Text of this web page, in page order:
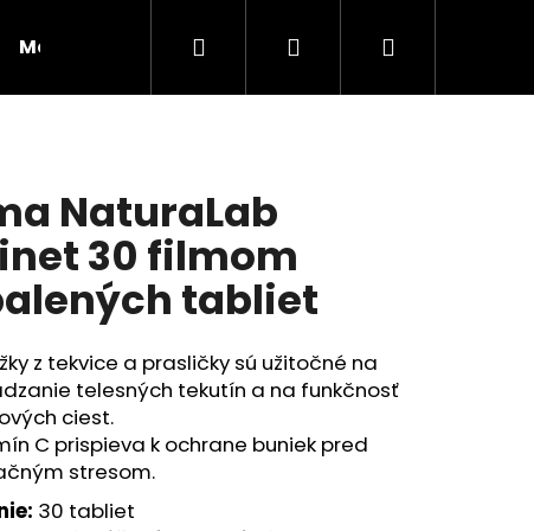
Moja objednávka RADY A INŠPIRÁCIE
Hľadať PrihlásenieNákupný
NaturaLab
30 filmom
tabliet
z tekvice a prasličky sú užitočné na
telesných tekutín a na funkčnosť
ciest.
C prispieva k ochrane buniek pred
stresom.
30 tabliet